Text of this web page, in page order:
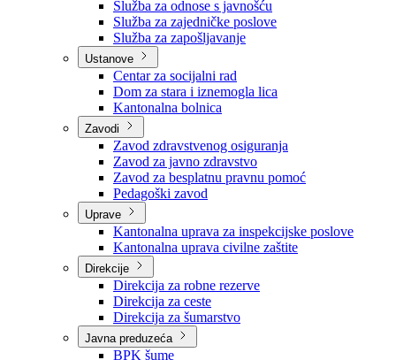
Službe
Služba za odnose s javnošću
Služba za zajedničke poslove
Služba za zapošljavanje
Ustanove
Centar za socijalni rad
Dom za stara i iznemogla lica
Kantonalna bolnica
Zavodi
Zavod zdravstvenog osiguranja
Zavod za javno zdravstvo
Zavod za besplatnu pravnu pomoć
Pedagoški zavod
Uprave
Kantonalna uprava za inspekcijske poslove
Kantonalna uprava civilne zaštite
Direkcije
Direkcija za robne rezerve
Direkcija za ceste